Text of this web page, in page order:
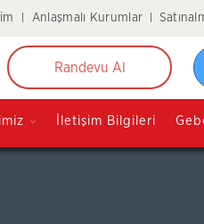
Anlaşmalı Kurumlar
Randevu Al
İletişim Bilgileri